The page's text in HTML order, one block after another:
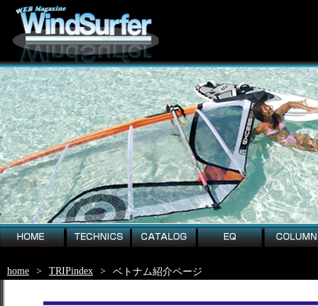
technics column
home > TRIPindex > ベトナム紹介ページ